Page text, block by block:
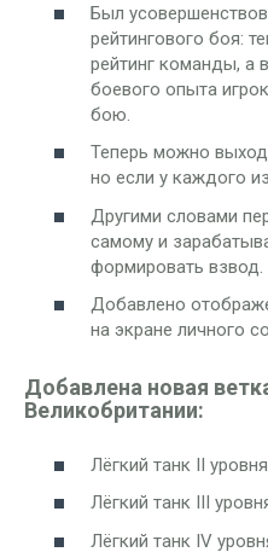
Был
рейтингового боя:
рейтинг команды, а
боевого опыта
бою.
Теперь можно
но если у каждого
Другими словами
самому и
формировать взвод.
Добавлено
на экране личного
Добавлена новая
Великобритании:
Лёгкий танк II
Лёгкий танк III
Лёгкий танк IV